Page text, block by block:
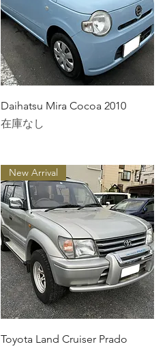
クイックビュー
Daihatsu Mira Cocoa 2010
在庫なし
クイックビュー
New Arrival
Toyota Land Cruiser Prado